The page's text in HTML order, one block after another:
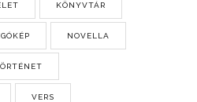
KÖNYVTÁR
NOVELLA
VERS